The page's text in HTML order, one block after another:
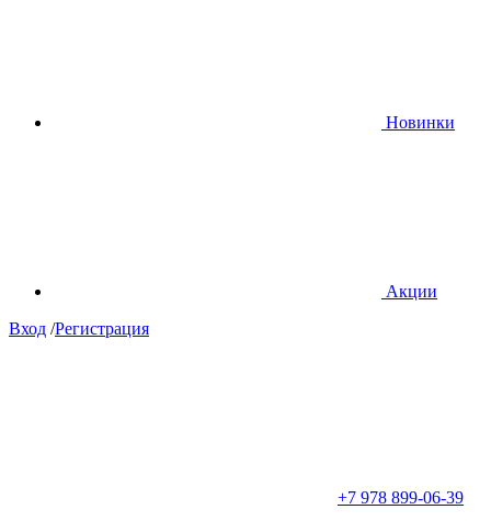
Новинки
Акции
Вход /Регистрация
+7 978 899-06-39